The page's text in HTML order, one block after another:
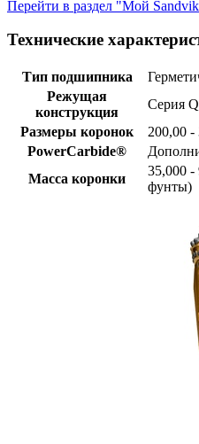
Перейти в раздел "Мой Sandvik
Технические
Тип подшипника
Режущая
конструкция
Серия
Размеры коронок
200,00
PowerCarbide®
Масса коронки
35,000 -
фунты)